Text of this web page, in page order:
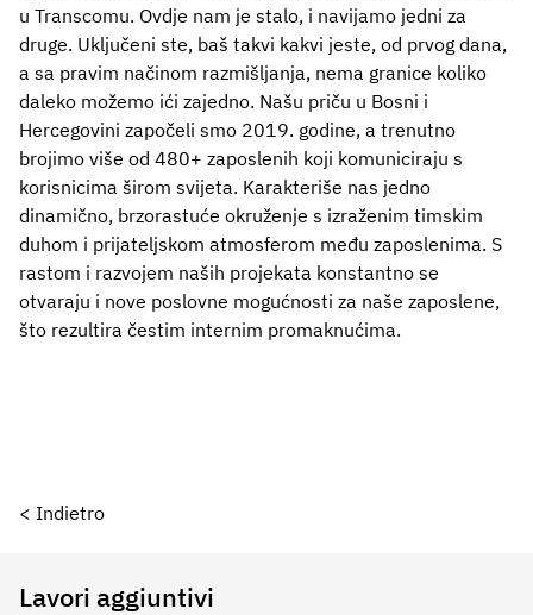
u Transcomu. Ovdje nam je stalo, i navijamo jedni za
druge. Uključeni ste, baš takvi kakvi jeste, od prvog dana,
a sa pravim načinom razmišljanja, nema granice koliko
daleko možemo ići zajedno. Našu priču u Bosni i
Hercegovini započeli smo 2019. godine, a trenutno
brojimo više od 480+ zaposlenih koji komuniciraju s
korisnicima širom svijeta. Karakteriše nas jedno
dinamično, brzorastuće okruženje s izraženim timskim
duhom i prijateljskom atmosferom među zaposlenima. S
rastom i razvojem naših projekata konstantno se
otvaraju i nove poslovne mogućnosti za naše zaposlene,
što rezultira čestim internim promaknućima.
< Indietro
Lavori aggiuntivi